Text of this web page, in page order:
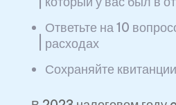
Добавьте другой
который у вас был в
Ответьте на 10
расходах